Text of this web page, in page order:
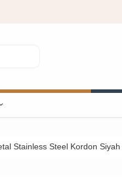
Stainless Steel Kordon Siyah